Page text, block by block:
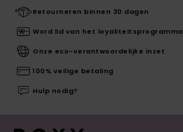
Retourneren binnen 30 dagen
Word lid van het loyaliteitsprogramma
Onze eco-verantwoordelijke inzet
100% veilige betaling
Hulp nodig?